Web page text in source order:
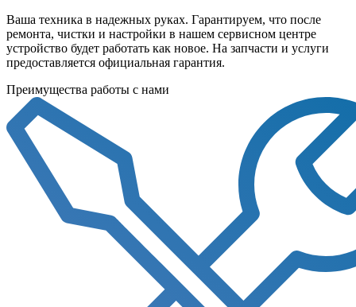
Ваша техника в надежных руках. Гарантируем, что после
ремонта, чистки и настройки в нашем сервисном центре
устройство будет работать как новое. На запчасти и услуги
предоставляется официальная гарантия.
Преимущества работы с нами